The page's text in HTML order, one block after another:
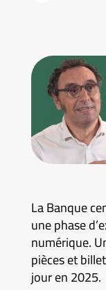
La Banque
une phase
numérique.
pièces et
jour en 2025.